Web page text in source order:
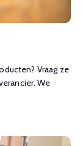
Vraag ze
We